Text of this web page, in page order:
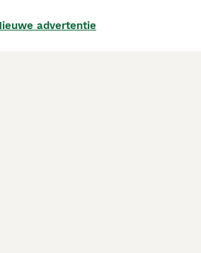
advertentie